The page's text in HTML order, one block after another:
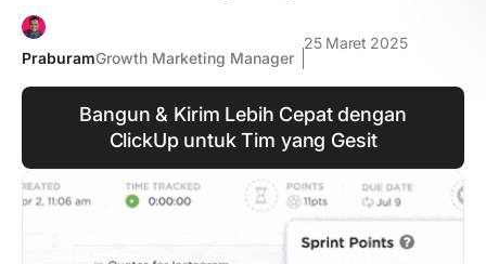
PraburamGrowth Marketing Manager
25 Maret 2025
Bangun & Kirim Lebih Cepat dengan
ClickUp untuk Tim yang Gesit